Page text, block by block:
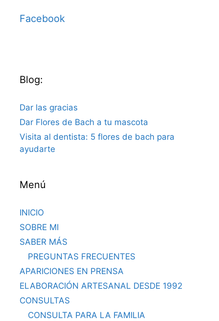
Facebook
Blog:
Dar las gracias
Dar Flores de Bach a tu mascota
Visita al dentista: 5 flores de bach para
ayudarte
Menú
INICIO
SOBRE MI
SABER MÁS
PREGUNTAS FRECUENTES
APARICIONES EN PRENSA
ELABORACIÓN ARTESANAL DESDE 1992
CONSULTAS
CONSULTA PARA LA FAMILIA